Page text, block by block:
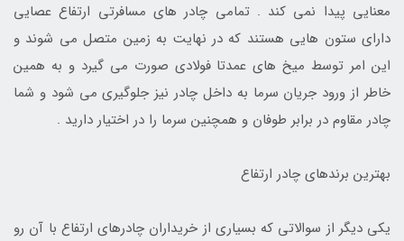
معنایی پیدا نمی کند . تمامی چادر های مسافرتی ارتفاع عصایی
دارای ستون هایی هستند که در نهایت به زمین متصل می شوند و
این امر توسط میخ های عمدتا فولادی صورت می گیرد و به همین
خاطر از ورود جریان سرما به داخل چادر نیز جلوگیری می شود و شما
چادر مقاوم در برابر طوفان و همچنین سرما را در اختیار دارید .
بهترین برندهای چادر ارتفاع
یکی دیگر از سوالاتی که بسیاری از خریداران چادرهای ارتفاع با آن رو